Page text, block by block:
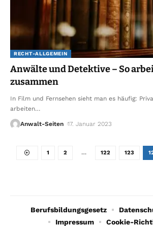
RECHT-ALLGEMEIN
Anwälte und Detektive – So
zusammen
In Film und Fernsehen sieht man es häufig:
arbeiten…
Anwalt-Seiten 17. Januar 2023
1 2 … 122 123
Berufsbildungsgesetz
Impressum
Cookie-